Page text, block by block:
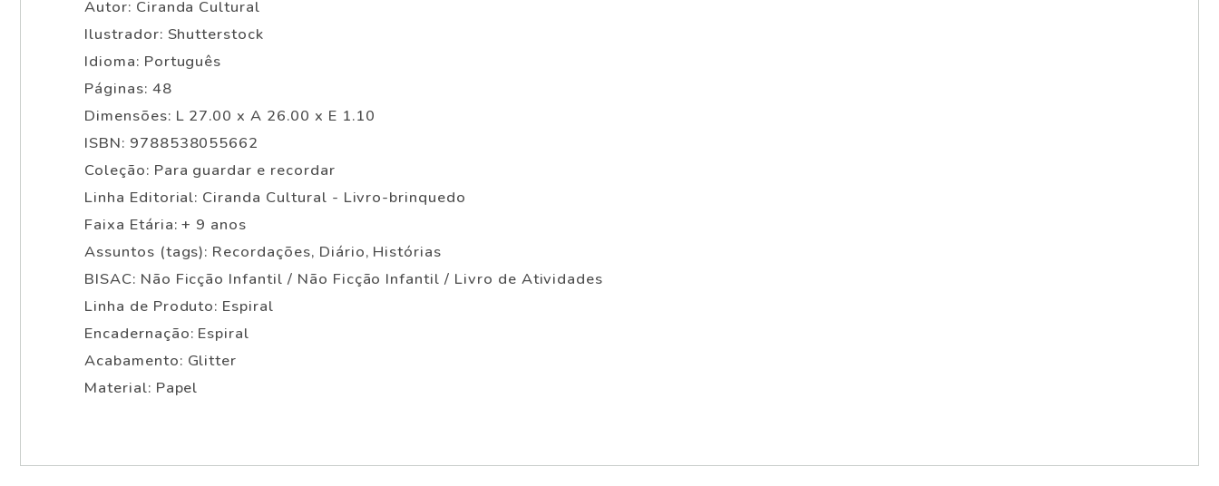
Autor: Ciranda Cultural
Ilustrador: Shutterstock
Idioma: Português
Páginas: 48
Dimensões: L 27.00 x A 26.00 x E 1.10
ISBN: 9788538055662
Coleção: Para guardar e recordar
Linha Editorial: Ciranda Cultural - Livro-brinquedo
Faixa Etária: + 9 anos
Assuntos (tags): Recordações, Diário, Histórias
BISAC: Não Ficção Infantil / Não Ficção Infantil / Livro de Atividades
Linha de Produto: Espiral
Encadernação: Espiral
Acabamento: Glitter
Material: Papel